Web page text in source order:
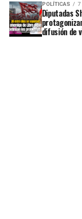
POLÍTICAS 7
Diputadas
difusión de